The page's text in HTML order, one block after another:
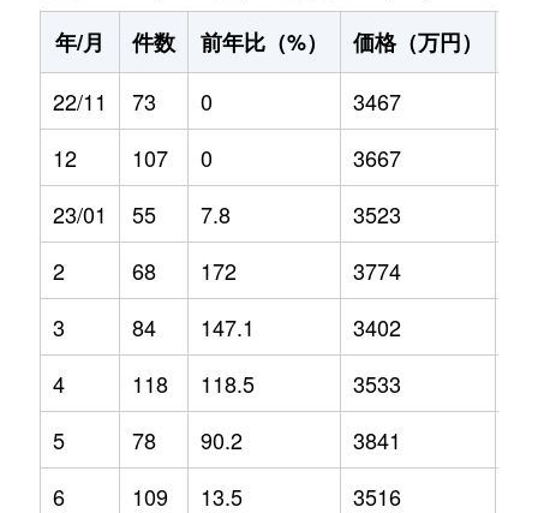
年/月
件数 前年比（%） 価格（万円）
22/11
73 0 3467
12
107 0 3667
23/01
55 7.8 3523
2
68 172 3774
3
84 147.1 3402
4
118 118.5 3533
5
78 90.2 3841
6
109 13.5 3516